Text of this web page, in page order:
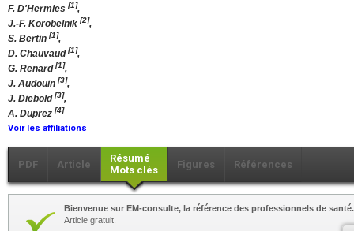
F. D'Hermies [1],
J.-F. Korobelnik [2],
S. Bertin [1],
D. Chauvaud[1],
G. Renard[1],
J. Audouin [3],
J. Diebold[3],
A. Duprez [4]
Voir les affiliations
PDF Article
Résumé
Mots clés
Figures Références
Bienvenue sur EM-consulte, la référence des professionnels de santé.
Article gratuit.